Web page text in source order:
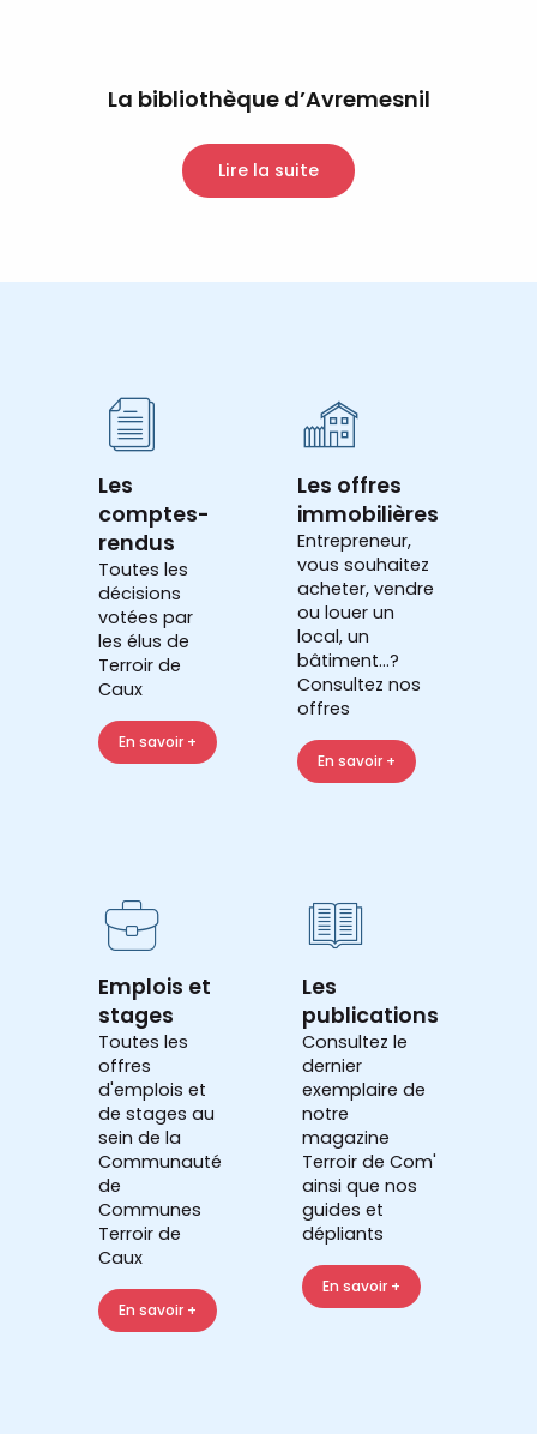
La bibliothèque d’Avremesnil
Lire la suite
Les
comptes-
rendus
Toutes les
décisions
votées par
les élus de
Terroir de
Caux
En savoir +
Les offres
immobilières
Entrepreneur,
vous souhaitez
acheter, vendre
ou louer un
local, un
bâtiment...?
Consultez nos
offres
En savoir +
Emplois et
stages
Toutes les
offres
d'emplois et
de stages au
sein de la
Communauté
de
Communes
Terroir de
Caux
En savoir +
Les
publications
Consultez le
dernier
exemplaire de
notre
magazine
Terroir de Com'
ainsi que nos
guides et
dépliants
En savoir +